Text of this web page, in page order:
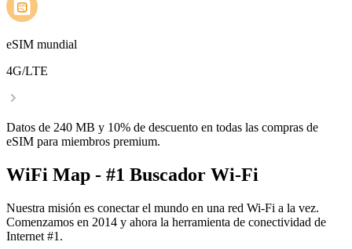
eSIM mundial
4G/LTE
Datos de 240 MB y 10% de descuento en todas las compras de
eSIM para miembros premium.
WiFi Map - #1 Buscador Wi-Fi
Nuestra misión es conectar el mundo en una red Wi-Fi a la vez.
Comenzamos en 2014 y ahora la herramienta de conectividad de
Internet #1.